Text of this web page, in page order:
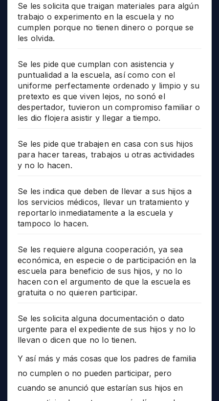
Se les solicita que traigan materiales para algún
trabajo o experimento en la escuela y no
cumplen porque no tienen dinero o porque se
les olvida.
Se les pide que cumplan con asistencia y
puntualidad a la escuela, así como con el
uniforme perfectamente ordenado y limpio y su
pretexto es que viven lejos, no sonó el
despertador, tuvieron un compromiso familiar o
les dio flojera asistir y llegar a tiempo.
Se les pide que trabajen en casa con sus hijos
para hacer tareas, trabajos u otras actividades
y no lo hacen.
Se les indica que deben de llevar a sus hijos a
los servicios médicos, llevar un tratamiento y
reportarlo inmediatamente a la escuela y
tampoco lo hacen.
Se les requiere alguna cooperación, ya sea
económica, en especie o de participación en la
escuela para beneficio de sus hijos, y no lo
hacen con el argumento de que la escuela es
gratuita o no quieren participar.
Se les solicita alguna documentación o dato
urgente para el expediente de sus hijos y no lo
llevan o dicen que no lo tienen.
Y así más y más cosas que los padres de familia
no cumplen o no pueden participar, pero
cuando se anunció que estarían sus hijos en